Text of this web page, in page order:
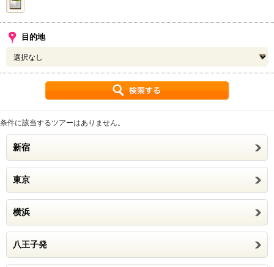
目的地
条件に該当するツアーはありません。
新宿
東京
横浜
八王子発